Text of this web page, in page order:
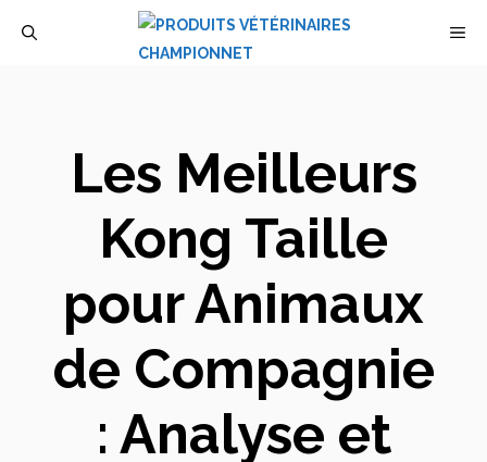
Les Meilleurs
Kong Taille
pour Animaux
de Compagnie
: Analyse et